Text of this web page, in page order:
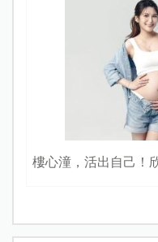
樓心潼，活出自己！